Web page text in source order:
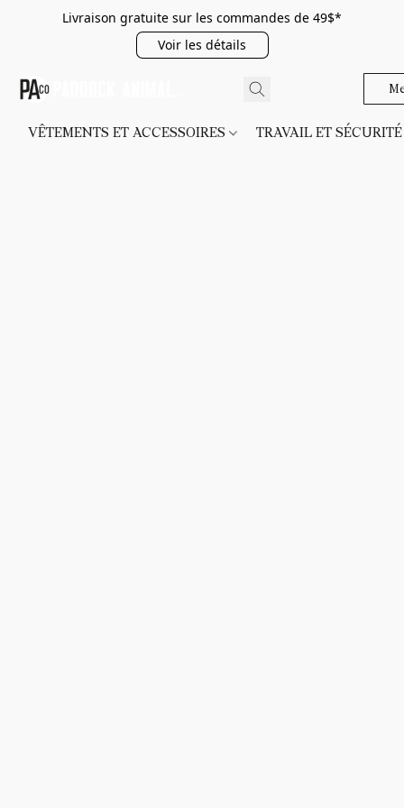
Livraison gratuite sur les commandes de 49$*
Voir les détails
VÊTEMENTS ET ACCESSOIRES TRAVAIL ET